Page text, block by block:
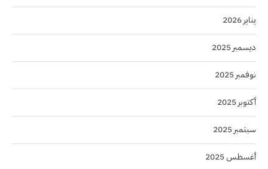
يناير 2026
ديسمبر 2025
نوفمبر 2025
أكتوبر 2025
سبتمبر 2025
أغسطس 2025